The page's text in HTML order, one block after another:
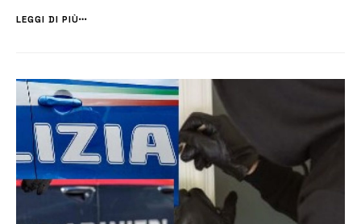
asportato una latta di olio da 5 litri. Sorpreso dai ...
LEGGI DI PIÙ